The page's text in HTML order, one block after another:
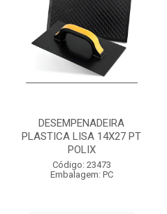
DESEMPENADEIRA
PLASTICA LISA 14X27 PT
POLIX
Código: 23473
Embalagem: PC